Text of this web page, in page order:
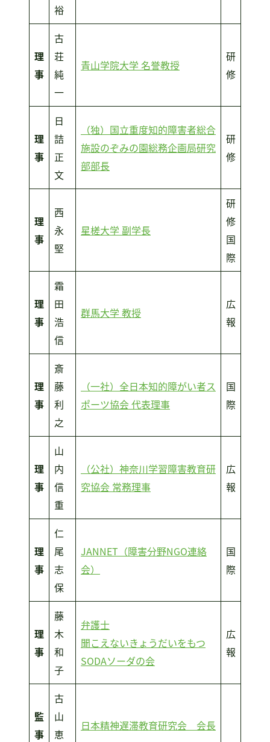
裕
理
事
古
荘
純
一
青山学院大学 名誉教授
研
修
理
事
日
詰
正
文
（独）国立重度知的障害者総合
施設のぞみの園総務企画局研究
部部長
研
修
理
事
西
永
堅
星槎大学 副学長
研
修
国
際
理
事
霜
田
浩
信
群馬大学 教授
広
報
理
事
斎
藤
利
之
（一社）全日本知的障がい者ス
ポーツ協会 代表理事
国
際
理
事
山
内
信
重
（公社）神奈川学習障害教育研
究協会 常務理事
広
報
理
事
仁
尾
志
保
JANNET（障害分野NGO連絡
会）
国
際
理
事
藤
木
和
子
弁護士
聞こえないきょうだいをもつ
SODAソーダの会
広
報
監
事
古
山
恵
日本精神遅滞教育研究会 会長